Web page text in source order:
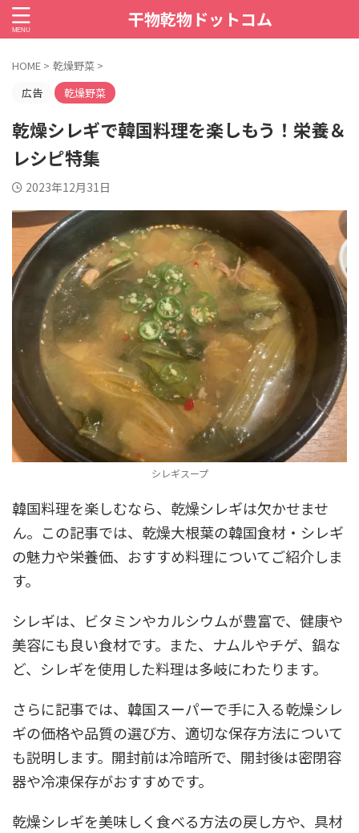
干物乾物ドットコム
HOME > 乾燥野菜 >
広告
乾燥野菜
乾燥シレギで韓国料理を楽しもう！栄養＆
レシピ特集
2023年12月31日
シレギスープ
韓国料理を楽しむなら、乾燥シレギは欠かせませ
ん。この記事では、乾燥大根葉の韓国食材・シレギ
の魅力や栄養価、おすすめ料理についてご紹介しま
す。
シレギは、ビタミンやカルシウムが豊富で、健康や
美容にも良い食材です。また、ナムルやチゲ、鍋な
ど、シレギを使用した料理は多岐にわたります。
さらに記事では、韓国スーパーで手に入る乾燥シレ
ギの価格や品質の選び方、適切な保存方法について
も説明します。開封前は冷暗所で、開封後は密閉容
器や冷凍保存がおすすめです。
乾燥シレギを美味しく食べる方法の戻し方や、具材